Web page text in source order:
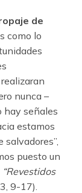
de
como lo
nunca –
hay señales
estamos
salvadores”,
puesto un
“Revestidos
9-17).